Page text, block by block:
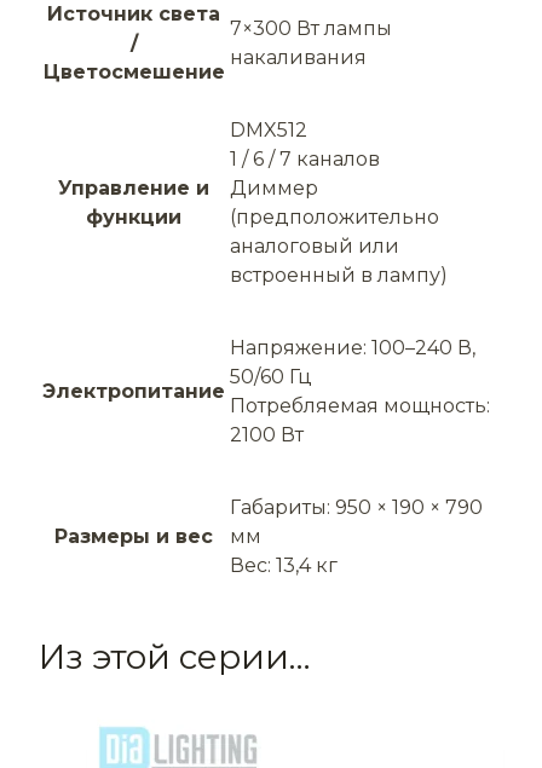
Источник света
/
Цветосмешение
7×300 Вт лампы
накаливания
Управление и
функции
DMX512
1 / 6 / 7 каналов
Диммер
(предположительно
аналоговый или
встроенный в лампу)
Электропитание
Напряжение: 100–240 В,
50/60 Гц
Потребляемая мощность:
2100 Вт
Размеры и вес
Габариты: 950 × 190 × 790
мм
Вес: 13,4 кг
Из этой серии…